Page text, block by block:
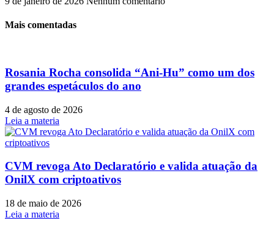
Mais comentadas
Rosania Rocha consolida “Ani-Hu” como um dos
grandes espetáculos do ano
4 de agosto de 2026
Leia a materia
CVM revoga Ato Declaratório e valida atuação da
OnilX com criptoativos
18 de maio de 2026
Leia a materia